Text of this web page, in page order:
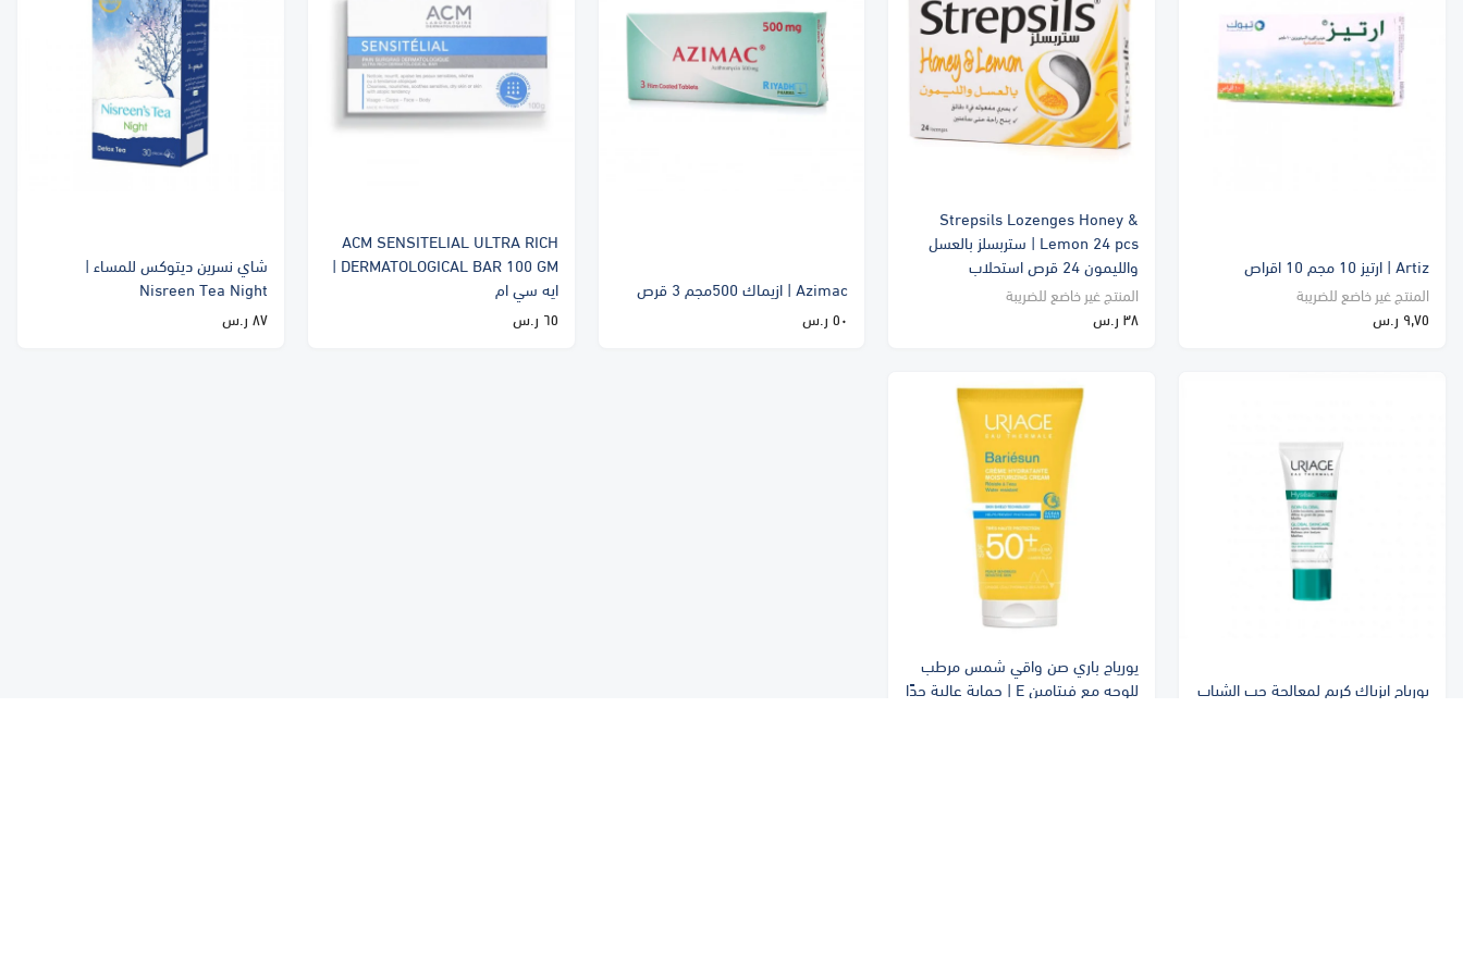
Artiz | ارتيز 10 مجم 10 اقراص
المنتج غير خاضع للضريبة
٩٫٧٥ ر.س
Strepsils Lozenges Honey &
Lemon 24 pcs | ستربسلز بالعسل
والليمون 24 قرص استحلاب
المنتج غير خاضع للضريبة
٣٨ ر.س
Azimac | ازيماك 500مجم 3 قرص
٥٠ ر.س
ACM SENSITELIAL ULTRA RICH
DERMATOLOGICAL BAR 100 GM |
ايه سي ام
٦٥ ر.س
شاي نسرين ديتوكس للمساء |
Nisreen Tea Night
٨٧ ر.س
يورياج ايزياك كريم لمعالجة حب الشباب
يورياج باري صن واقي شمس مرطب
للوجه مع فيتامين E | حماية عالية جدًا